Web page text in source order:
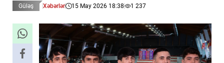
Güləş Xəbərlər 15 May 2026 18:38 1 237